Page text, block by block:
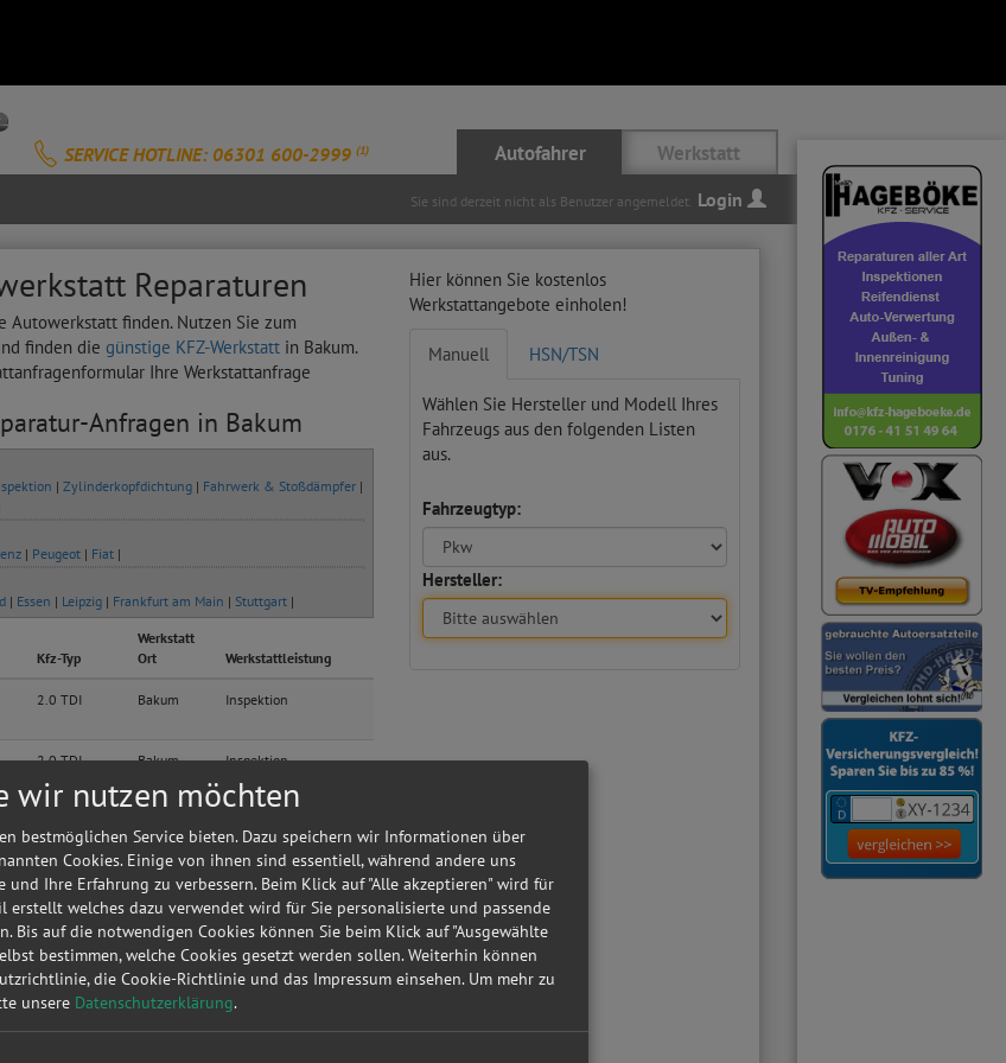
SERVICE HOTLINE: 06301 600-2999 (1) Autofahrer Werkstatt
Sie sind derzeit nicht als Benutzer angemeldet. Login
Reparaturen
Autowerkstatt finden. Nutzen Sie zum
finden die günstige KFZ-Werkstattin Bakum.
Ihre Werkstattanfrage
Anfragen in Bakum
| Zylinderkopfdichtung| Fahrwerk & Stoßdämpfer|
| Peugeot| Fiat|
| Essen | Leipzig| Frankfurt am Main | Stuttgart|
Kfz-Typ
Werkstatt
Ort
Werkstattleistung
2.0 TDI Bakum Inspektion
2.0 TDI Bakum Inspektion
1.2 (68) Bakum Inspektion
Basis Bakum Bremsen
Advance Bakum HU/AU Benzin
Hier können Sie kostenlos
Werkstattangebote einholen!
Manuell HSN/TSN
Wählen Sie Hersteller und Modell Ihres
Fahrzeugs aus den folgenden Listen
aus.
Fahrzeugtyp:
Hersteller:
wir nutzen möchten
bestmöglichen Service bieten. Dazu speichern wir Informationen über
Cookies. Einige von ihnen sind essentiell, während andere uns
und Ihre Erfahrung zu verbessern. Beim Klick auf "Alle akzeptieren" wird für
erstellt welches dazu verwendet wird für Sie personalisierte und passende
Bis auf die notwendigen Cookies können Sie beim Klick auf "Ausgewählte
bestimmen, welche Cookies gesetzt werden sollen. Weiterhin können
die Cookie-Richtlinie und das Impressum einsehen. Um mehr zu
unsere Datenschutzerklärung.